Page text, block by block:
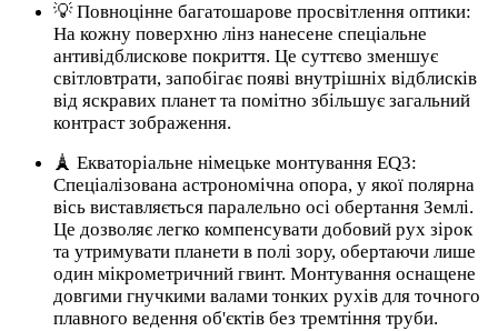
💡 Повноцінне багатошарове просвітлення оптики:
На кожну поверхню лінз нанесене спеціальне
антивідблискове покриття. Це суттєво зменшує
світловтрати, запобігає появі внутрішніх відблисків
від яскравих планет та помітно збільшує загальний
контраст зображення.
🗼 Екваторіальне німецьке монтування EQ3:
Спеціалізована астрономічна опора, у якої полярна
вісь виставляється паралельно осі обертання Землі.
Це дозволяє легко компенсувати добовий рух зірок
та утримувати планети в полі зору, обертаючи лише
один мікрометричний гвинт. Монтування оснащене
довгими гнучкими валами тонких рухів для точного
плавного ведення об'єктів без тремтіння труби.